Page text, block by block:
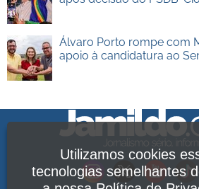
Álvaro Porto rompe com
apoio à candidatura ao
Utilizamos cookies
tecnologias semelhantes